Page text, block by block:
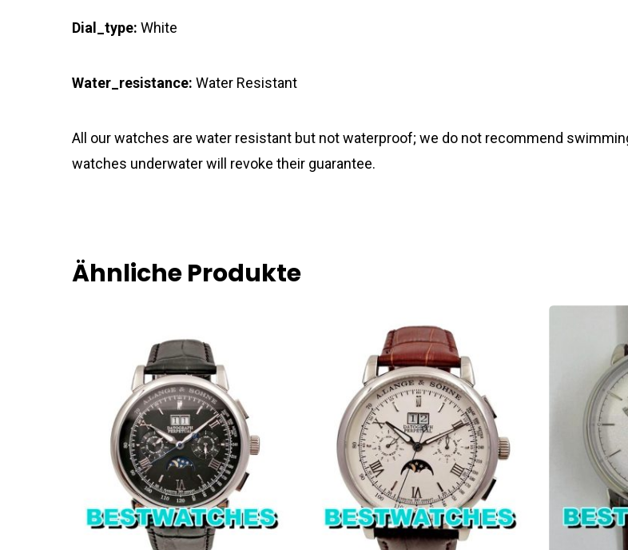
Dial_type: White
Water_resistance: Water Resistant
All our watches are water resistant but not waterproof; we do not recommend
watches underwater will revoke their guarantee.
Ähnliche Produkte